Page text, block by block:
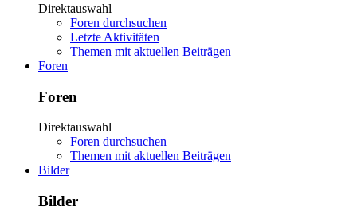
Direktauswahl
Foren durchsuchen
Letzte Aktivitäten
Themen mit aktuellen Beiträgen
Foren
Foren
Direktauswahl
Foren durchsuchen
Themen mit aktuellen Beiträgen
Bilder
Bilder